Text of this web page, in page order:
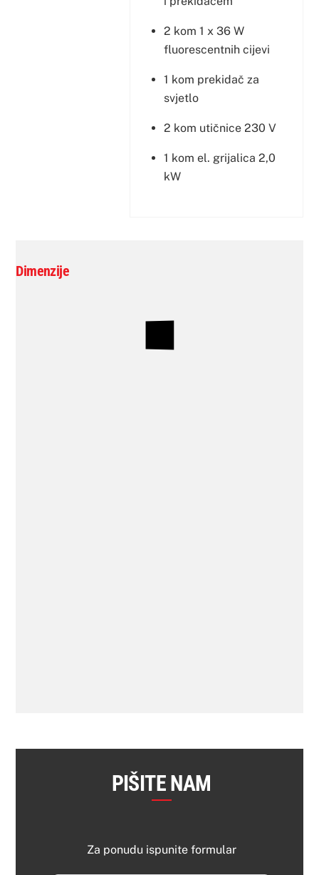
2 kom 1 x 36 W
fluorescentnih cijevi
1 kom prekidač za
svjetlo
2 kom utičnice 230 V
1 kom el. grijalica 2,0
kW
Dimenzije
PIŠITE NAM
Za ponudu ispunite formular